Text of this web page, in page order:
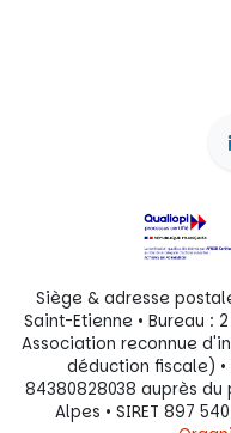
Siège & adresse
Saint-Etienne • Bureau :
Association reconnue
déduction fiscale) •
84380828038 auprès
Alpes • SIRET 897